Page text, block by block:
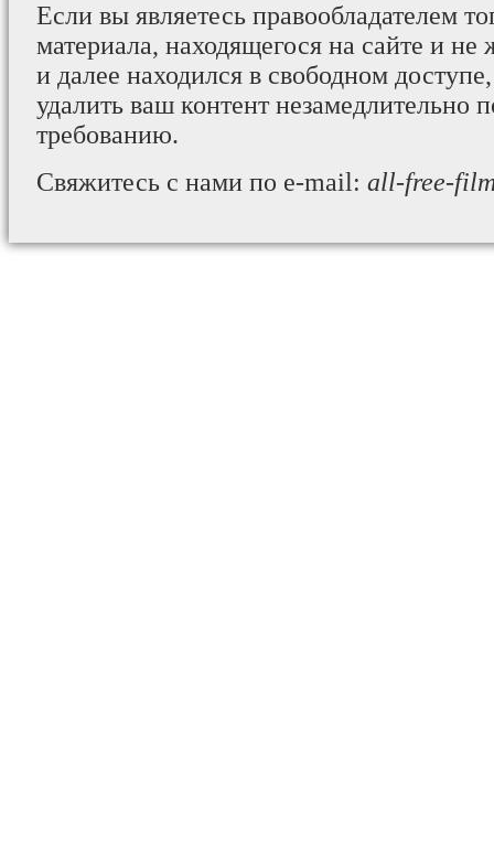
Если вы являетесь правообладателем
материала, находящегося на сайте и не
и далее находился в свободном
удалить ваш контент незамедлительно
требованию.
Свяжитесь с нами по e-mail: all-free-